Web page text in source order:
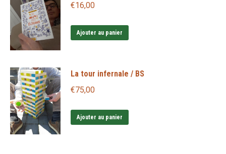
€16,00
Ajouter au panier
La tour infernale / BS
€75,00
Ajouter au panier